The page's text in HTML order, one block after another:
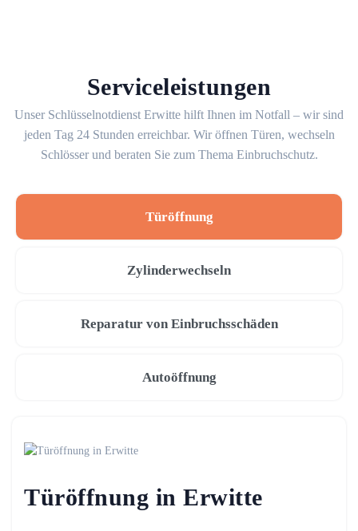
Serviceleistungen
Unser Schlüsselnotdienst Erwitte hilft Ihnen im Notfall – wir sind
jeden Tag 24 Stunden erreichbar. Wir öffnen Türen, wechseln
Schlösser und beraten Sie zum Thema Einbruchschutz.
Türöffnung
Zylinderwechseln
Reparatur von Einbruchsschäden
Autoöffnung
Türöffnung in Erwitte